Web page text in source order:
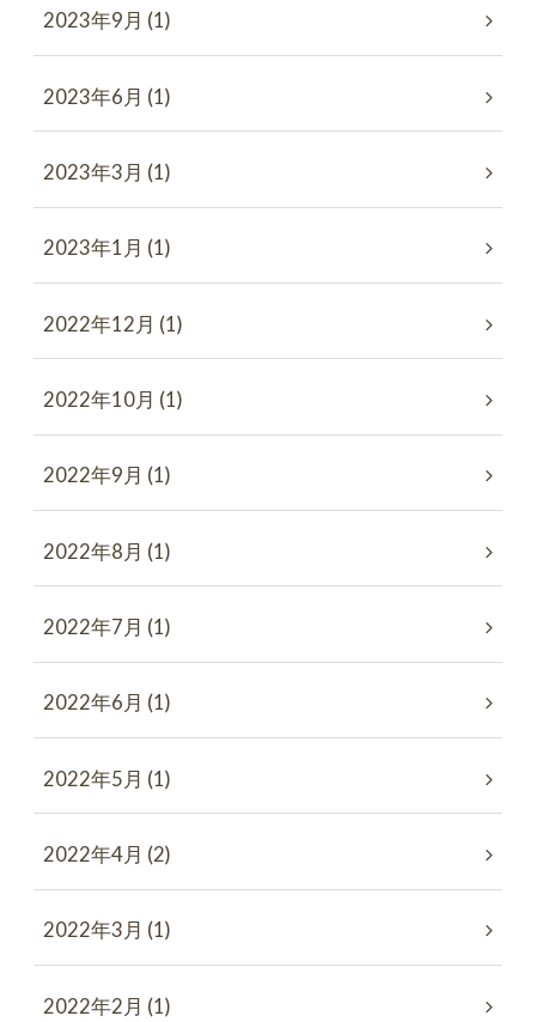
2023年9月 (1)
2023年6月 (1)
2023年3月 (1)
2023年1月 (1)
2022年12月 (1)
2022年10月 (1)
2022年9月 (1)
2022年8月 (1)
2022年7月 (1)
2022年6月 (1)
2022年5月 (1)
2022年4月 (2)
2022年3月 (1)
2022年2月 (1)